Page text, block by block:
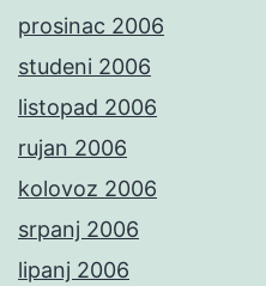
prosinac 2006
studeni 2006
listopad 2006
rujan 2006
kolovoz 2006
srpanj 2006
lipanj 2006